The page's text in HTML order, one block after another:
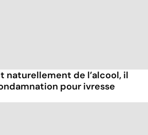
naturellement de l’alcool, il
pour ivresse